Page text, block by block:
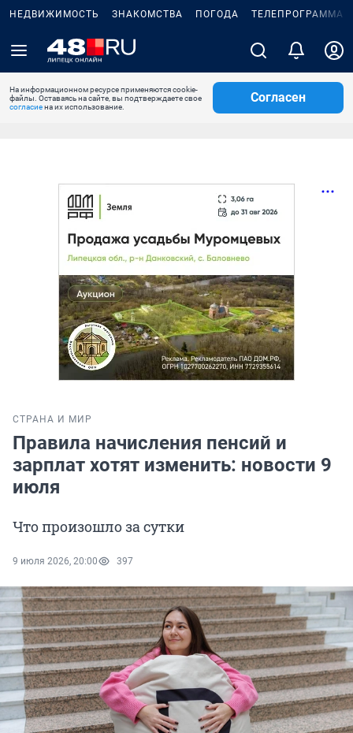
НЕДВИЖИМОСТЬ ЗНАКОМСТВА ПОГОДА ТЕЛЕПРОГРАММА
На информационном ресурсе применяются cookie-
файлы. Оставаясь на сайте, вы подтверждаете свое
согласиена их использование.
Согласен
СТРАНА И МИР
Правила начисления пенсий и
зарплат хотят изменить: новости 9
июля
Что произошло за сутки
9 июля 2026, 20:00 397